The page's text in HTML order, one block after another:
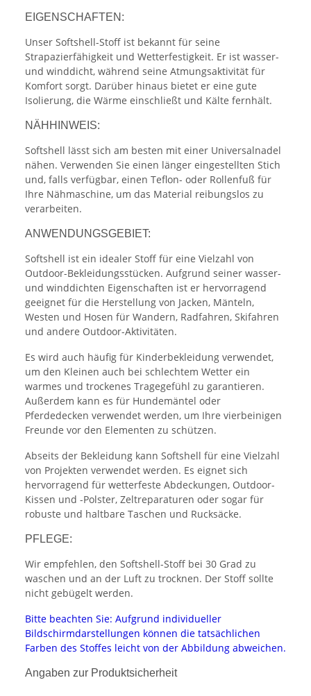
EIGENSCHAFTEN:
Unser Softshell-Stoff ist bekannt für seine
Strapazierfähigkeit und Wetterfestigkeit. Er ist wasser-
und winddicht, während seine Atmungsaktivität für
Komfort sorgt. Darüber hinaus bietet er eine gute
Isolierung, die Wärme einschließt und Kälte fernhält.
NÄHHINWEIS:
Softshell lässt sich am besten mit einer Universalnadel
nähen. Verwenden Sie einen länger eingestellten Stich
und, falls verfügbar, einen Teflon- oder Rollenfuß für
Ihre Nähmaschine, um das Material reibungslos zu
verarbeiten.
ANWENDUNGSGEBIET:
Softshell ist ein idealer Stoff für eine Vielzahl von
Outdoor-Bekleidungsstücken. Aufgrund seiner wasser-
und winddichten Eigenschaften ist er hervorragend
geeignet für die Herstellung von Jacken, Mänteln,
Westen und Hosen für Wandern, Radfahren, Skifahren
und andere Outdoor-Aktivitäten.
Es wird auch häufig für Kinderbekleidung verwendet,
um den Kleinen auch bei schlechtem Wetter ein
warmes und trockenes Tragegefühl zu garantieren.
Außerdem kann es für Hundemäntel oder
Pferdedecken verwendet werden, um Ihre vierbeinigen
Freunde vor den Elementen zu schützen.
Abseits der Bekleidung kann Softshell für eine Vielzahl
von Projekten verwendet werden. Es eignet sich
hervorragend für wetterfeste Abdeckungen, Outdoor-
Kissen und -Polster, Zeltreparaturen oder sogar für
robuste und haltbare Taschen und Rucksäcke.
PFLEGE:
Wir empfehlen, den Softshell-Stoff bei 30 Grad zu
waschen und an der Luft zu trocknen. Der Stoff sollte
nicht gebügelt werden.
Bitte beachten Sie: Aufgrund individueller
Bildschirmdarstellungen können die tatsächlichen
Farben des Stoffes leicht von der Abbildung abweichen.
Angaben zur Produktsicherheit